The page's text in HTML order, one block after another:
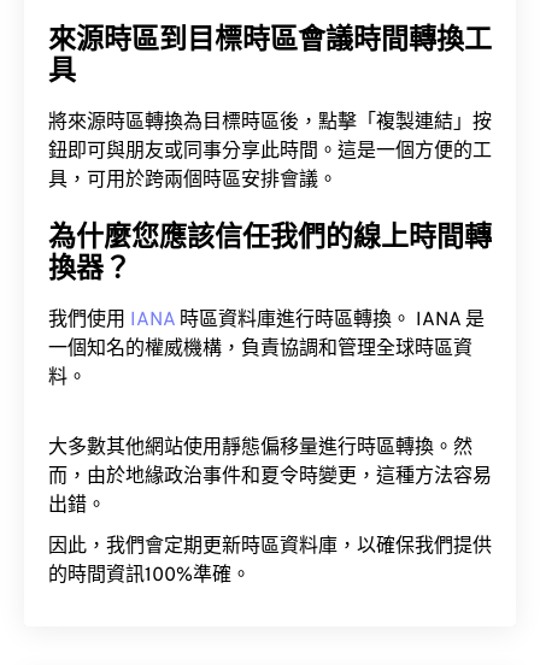
來源時區到目標時區會議時間轉換工
具
將來源時區轉換為目標時區後，點擊「複製連結」按
鈕即可與朋友或同事分享此時間。這是一個方便的工
具，可用於跨兩個時區安排會議。
為什麼您應該信任我們的線上時間轉
換器？
我們使用 IANA 時區資料庫進行時區轉換。 IANA 是
一個知名的權威機構，負責協調和管理全球時區資
料。
大多數其他網站使用靜態偏移量進行時區轉換。然
而，由於地緣政治事件和夏令時變更，這種方法容易
出錯。
因此，我們會定期更新時區資料庫，以確保我們提供
的時間資訊100%準確。